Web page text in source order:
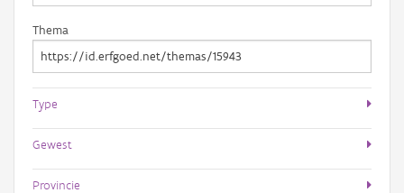
Thema
Type
Gewest
Provincie